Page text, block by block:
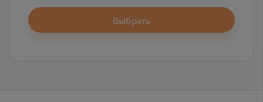
Выбрать